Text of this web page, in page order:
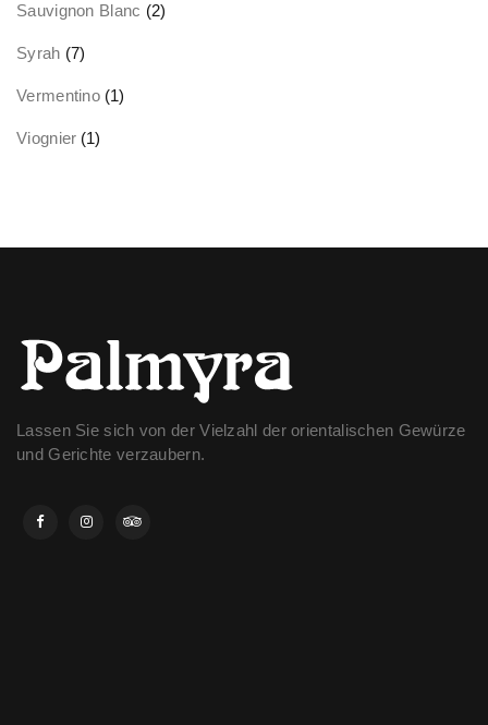
Sauvignon Blanc (2)
Syrah (7)
Vermentino (1)
Viognier (1)
Lassen Sie sich von der Vielzahl der orientalischen Gewürze
und Gerichte verzaubern.